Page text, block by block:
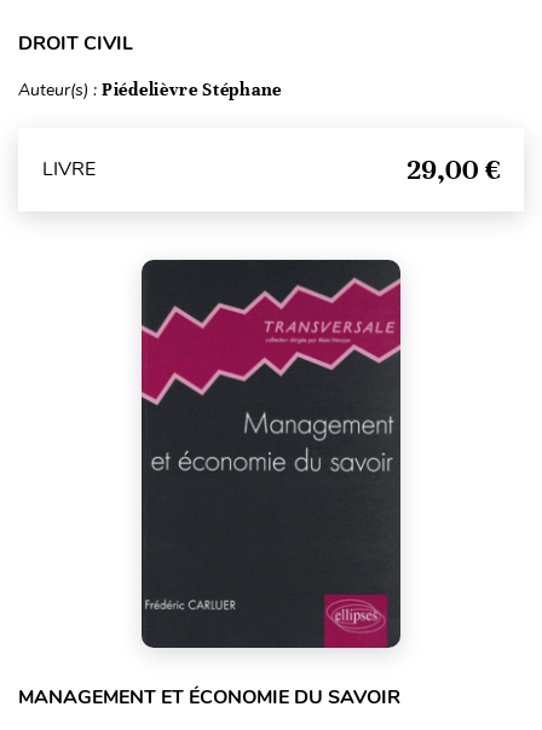
DROIT CIVIL
Auteur(s) : Piédelièvre Stéphane
LIVRE 29,00 €
MANAGEMENT ET ÉCONOMIE DU SAVOIR